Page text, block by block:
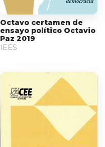
Octavo certamen de
ensayo político Octavio
Paz 2019
IEES